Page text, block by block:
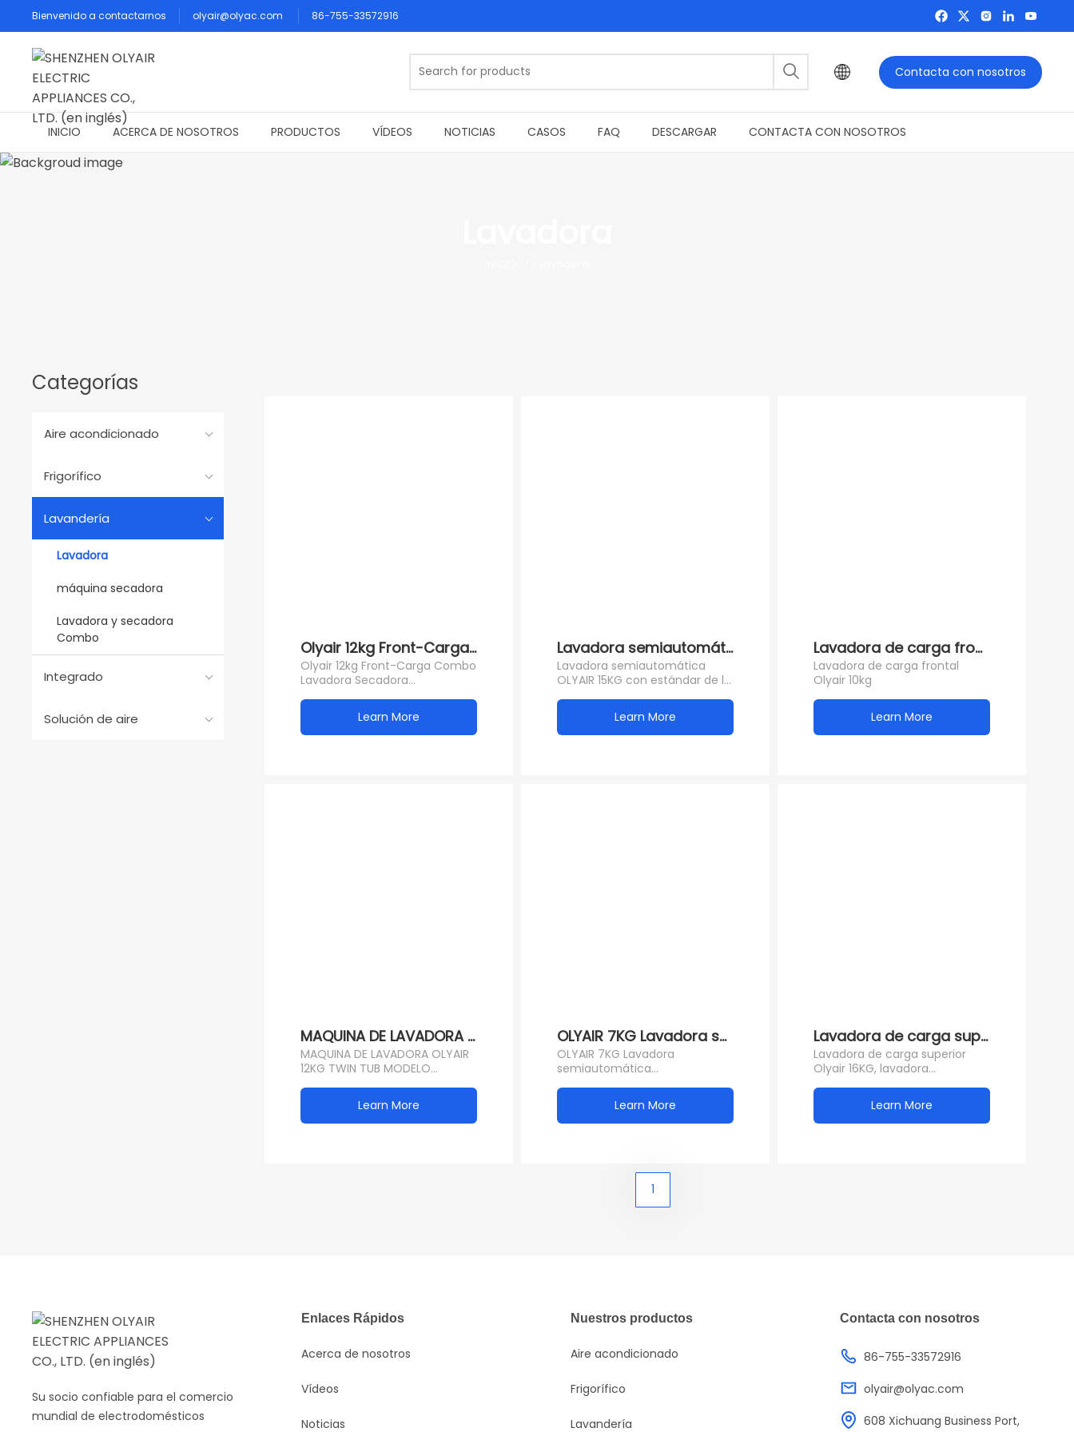
Bienvenido a contactarnos olyair@olyac.com 86-755-33572916
Contacta con nosotros
INICIO ACERCA DE NOSOTROS PRODUCTOS VÍDEOS NOTICIAS CASOS FAQ DESCARGAR CONTACTA CON NOSOTROS
Categorías
Aire acondicionado
Frigorífico
Lavandería
Lavadora
máquina secadora
Lavadora y secadora
Combo
Integrado
Solución de aire
Olyair 12kg Front-Carga Combo Lavadora Secadora automática de acero inoxidable y plástico Lavadora c
Olyair 12kg Front-Carga Combo
Lavadora Secadora
inoxidable y plástico Lavadora
Learn More
Lavadora semiautomática OLYAIR 15KG con estándar de la UE--en
Lavadora semiautomática
OLYAIR 15KG con estándar de la
Learn More
Lavadora de carga frontal Olyair
Lavadora de carga frontal
Olyair 10kg
Learn More
MAQUINA DE LAVADORA OLYAIR 12KG TWIN TUB MODELO POPULAR--en
MAQUINA DE LAVADORA OLYAIR
12KG TWIN TUB MODELO
Learn More
OLYAIR 7KG Lavadora semiautomática Electrodoméstico eléctrico para
OLYAIR 7KG Lavadora
semiautomática
para uso en el hotel Estándar
Learn More
Lavadora de carga superior Olyair
Lavadora de carga superior
Olyair 16KG, lavadora
Learn More
1
Su socio confiable para el comercio
mundial de electrodomésticos
Enlaces Rápidos
Acerca de nosotros
Vídeos
Noticias
Nuestros productos
Aire acondicionado
Frigorífico
Lavandería
Contacta con nosotros
86-755-33572916
olyair@olyac.com
608 Xichuang Business Port,